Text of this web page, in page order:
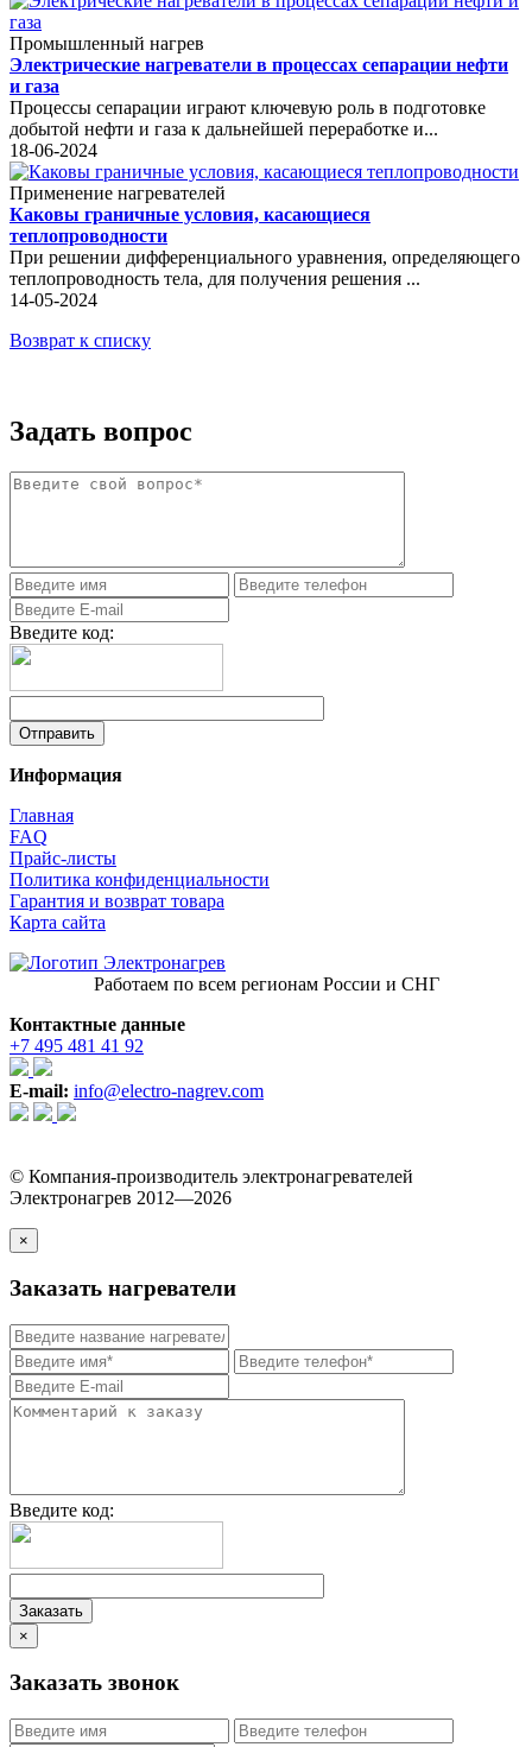
Промышленный нагрев
Электрические нагреватели в процессах сепарации нефти
и газа
Процессы сепарации играют ключевую роль в подготовке
добытой нефти и газа к дальнейшей переработке и...
18-06-2024
Применение нагревателей
Каковы граничные условия, касающиеся
теплопроводности
При решении дифференциального уравнения, определяющего
теплопроводность тела, для получения решения ...
14-05-2024
Возврат к списку
Задать вопрос
Введите код:
Информация
Главная
FAQ
Прайс-листы
Политика конфиденциальности
Гарантия и возврат товара
Карта сайта
Работаем по всем регионам России и СНГ
Контактные данные
+7 495 481 41 92
E-mail: info@electro-nagrev.com
© Компания-производитель электронагревателей
Электронагрев 2012—2026
×
Заказать нагреватели
Введите код:
×
Заказать звонок